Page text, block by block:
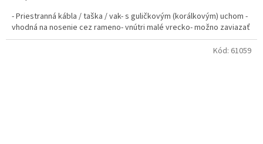
- Priestranná kábla / taška / vak- s guličkovým (korálkovým) uchom -
vhodná na nosenie cez rameno- vnútri malé vrecko- možno zaviazať
Kód: 61059